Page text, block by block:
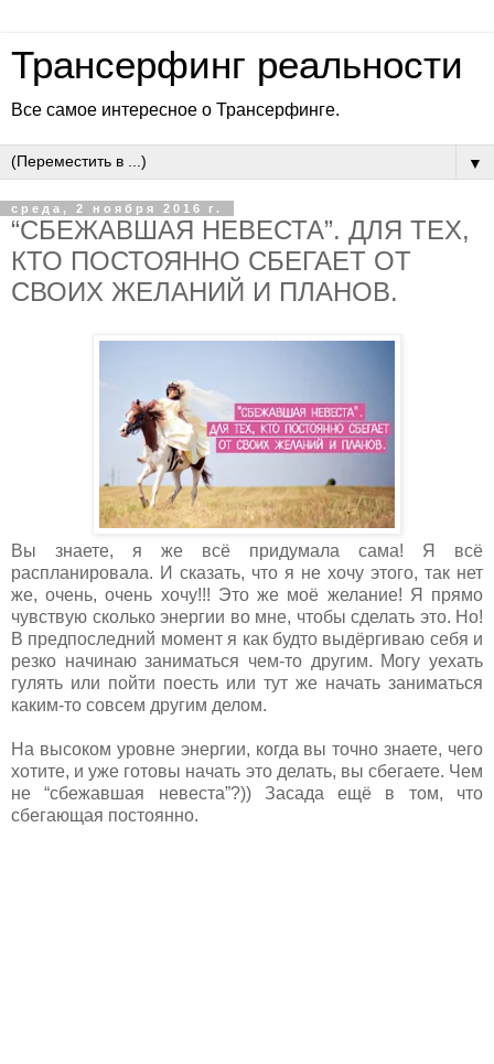
Трансерфинг реальности
Все самое интересное о Трансерфинге.
▼
среда, 2 ноября 2016 г.
“СБЕЖАВШАЯ НЕВЕСТА”. ДЛЯ ТЕХ,
КТО ПОСТОЯННО СБЕГАЕТ ОТ
СВОИХ ЖЕЛАНИЙ И ПЛАНОВ.
Вы знаете, я же всё придумала сама! Я всё
распланировала. И сказать, что я не хочу этого, так нет
же, очень, очень хочу!!! Это же моё желание! Я прямо
чувствую сколько энергии во мне, чтобы сделать это. Но!
В предпоследний момент я как будто выдёргиваю себя и
резко начинаю заниматься чем-то другим. Могу уехать
гулять или пойти поесть или тут же начать заниматься
каким-то совсем другим делом.
На высоком уровне энергии, когда вы точно знаете, чего
хотите, и уже готовы начать это делать, вы сбегаете. Чем
не “сбежавшая невеста”?)) Засада ещё в том, что
сбегающая постоянно.